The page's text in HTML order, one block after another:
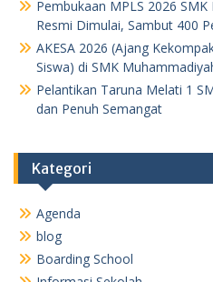
Pembukaan MPLS 2026
Resmi Dimulai, Sambut 400
AKESA 2026 (Ajang
Siswa) di SMK
Pelantikan Taruna Melati 1
dan Penuh Semangat
Kategori
Agenda
blog
Boarding School